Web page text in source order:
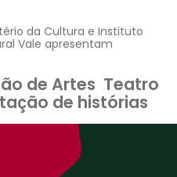
da Cultura e Instituto
Vale apresentam
de Artes Teatro
de histórias